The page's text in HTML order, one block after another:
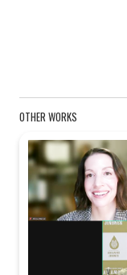
OTHER WORKS